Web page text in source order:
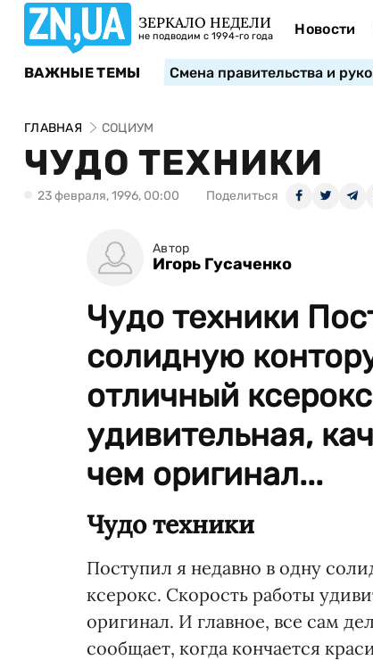
ЗЕРКАЛО НЕДЕЛИ
не подводим с 1994-го года Новости
ВАЖНЫЕ ТЕМЫ Смена правительства и
ГЛАВНАЯ СОЦИУМ
ЧУДО ТЕХНИКИ
23 февраля, 1996, 00:00 Поделиться
Автор
Игорь Гусаченко
Чудо техники
солидную
отличный
удивительная,
чем оригинал...
Чудо техники
Поступил я недавно в одну
ксерокс. Скорость работы
оригинал. И главное, все сам
сообщает, когда кончается